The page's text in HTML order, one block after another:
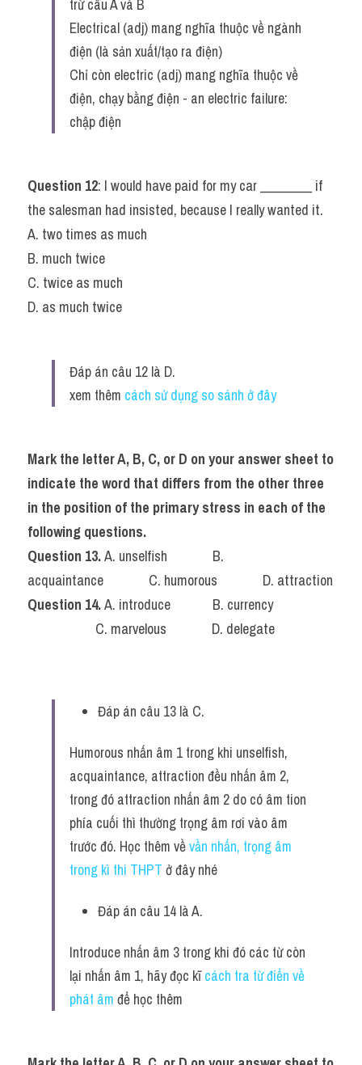
trừ câu A và B
Electrical (adj) mang nghĩa thuộc về ngành
điện (là sản xuất/tạo ra điện)
Chỉ còn electric (adj) mang nghĩa thuộc về
điện, chạy bằng điện - an electric failure:
chập điện
Question 12: I would have paid for my car ________ if
the salesman had insisted, because I really wanted it.
A. two times as much
B. much twice
C. twice as much
D. as much twice
Đáp án câu 12 là D.
xem thêm cách sử dụng so sánh ở đây
Mark the letter A, B, C, or D on your answer sheet to
indicate the word that differs from the other three
in the position of the primary stress in each of the
following questions.
Question 13. A. unselfish
B.
acquaintance
C. humorous
D. attraction
Question 14. A. introduce
B. currency
C. marvelous D. delegate
Đáp án câu 13 là C.
Humorous nhấn âm 1 trong khi unselfish,
acquaintance, attraction đều nhấn âm 2,
trong đó attraction nhấn âm 2 do có âm tion
phía cuối thì thường trọng âm rơi vào âm
trước đó. Học thêm về vần nhấn, trọng âm
trong kì thi THPT ở đây nhé
Đáp án câu 14 là A.
Introduce nhấn âm 3 trong khi đó các từ còn
lại nhấn âm 1, hãy đọc kĩ cách tra từ điển về
phát âm để học thêm